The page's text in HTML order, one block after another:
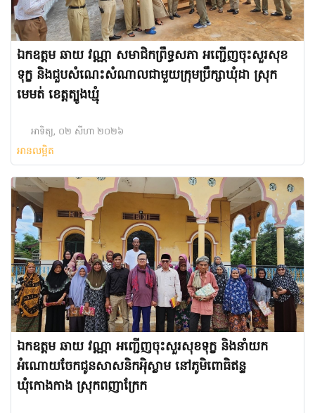
ឯកឧត្តម ឆាយ វណ្ណា សមាជិកព្រឹទ្ធសភា អញ្ជើញចុះសួរសុខ
ទុក្ខ និងជួបសំណេះសំណាលជាមួយក្រុមប្រឹក្សាឃុំដា ស្រុក
មេមត់ ខេត្តត្បូងឃ្មុំ
អាទិត្យ, ០២ សីហា ២០២៦
អានលម្អិត
ឯកឧត្តម ឆាយ វណ្ណា អញ្ជើញ​ចុះសួរសុខទុក្ខ និងនាំយក
អំណោយចែកជូនសាសនិកអ៉ិស្លាម នៅភូមិពោធិឥន្ទ
ឃុំកោងកាង ស្រុកពញាក្រែក